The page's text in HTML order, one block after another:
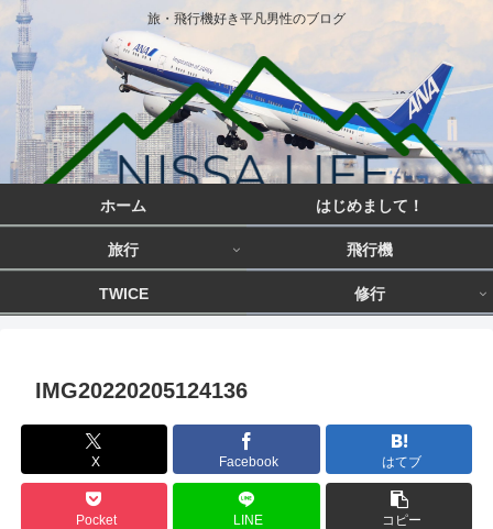
旅・飛行機好き平凡男性のブログ
ホーム はじめまして！
旅行 飛行機
TWICE 修行
IMG20220205124136
X Facebook はてブ
Pocket LINE コピー